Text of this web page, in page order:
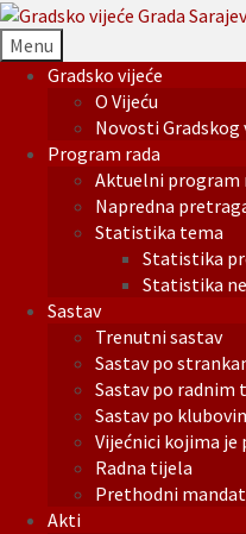
Menu
Gradsko vijeće
O Vijeću
Novosti Gradskog
Program rada
Aktuelni program
Napredna
Statistika tema
Statistika
Statistika
Sastav
Trenutni sastav
Sastav po
Sastav po radnim
Sastav po
Vijećnici kojima
Radna tijela
Prethodni
Akti